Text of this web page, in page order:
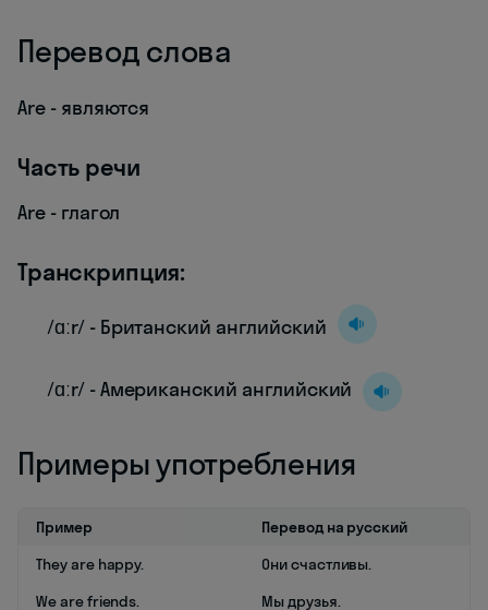
Перевод слова
Are - являются
Часть речи
Are - глагол
Транскрипция:
/ɑːr/ - Британский английский
/ɑːr/ - Американский английский
Примеры употребления
Пример
Перевод на русский
They are happy.
Они счастливы.
We are friends.
Мы друзья.